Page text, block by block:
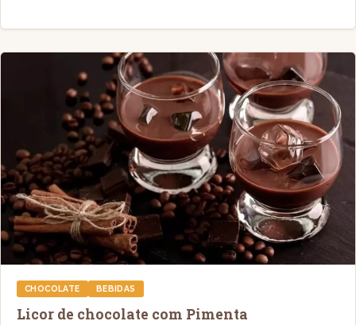
CHOCOLATE BEBIDAS
Licor de chocolate com Pimenta